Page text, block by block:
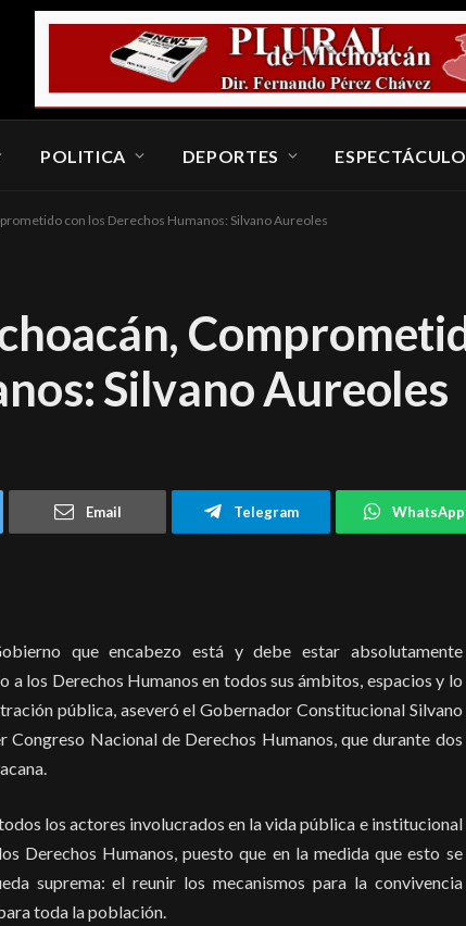
POLITICA DEPORTES
con los Derechos Humanos: Silvano Aureoles
Silvano Aureoles
Email Telegram WhatsApp
que encabezo está y debe estar absolutamente
los Derechos Humanos en todos sus ámbitos, espacios y lo
pública, aseveró el Gobernador Constitucional Silvano
Congreso Nacional de Derechos Humanos, que durante dos
los actores involucrados en la vida pública e institucional
Derechos Humanos, puesto que en la medida que esto se
suprema: el reunir los mecanismos para la convivencia
toda la población.